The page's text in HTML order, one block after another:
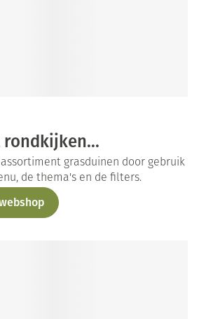
rondkijken...
grasduinen door gebruik
de thema's en de filters.